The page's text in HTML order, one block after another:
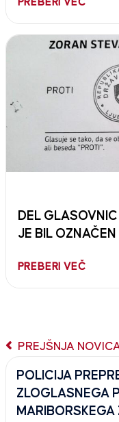
PREBERI VEČ
DEL GLASOVNIC
JE BIL OZNAČEN
PREBERI VEČ
PREJŠNJA
POLICIJA
ZLOGLASNEGA